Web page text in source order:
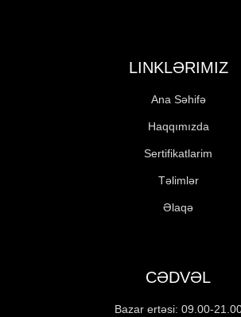
LINKLƏRIMIZ
Ana Səhifə
Haqqımızda
Sertifikatlarim
Təlimlər
Əlaqə
CƏDVƏL
Bazar ertəsi: 09.00-